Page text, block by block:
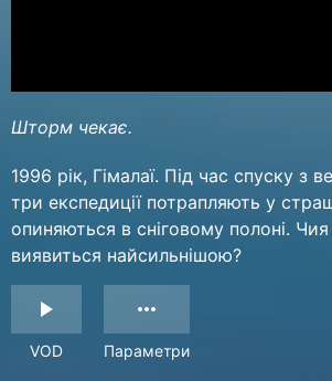
Шторм чекає.
1996 рік, Гімалаї. Під час спуску з
три експедиції потрапляють у
опиняються в сніговому полоні.
виявиться найсильнішою?
VOD Параметри